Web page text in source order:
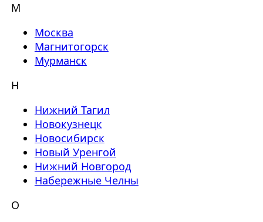
М
Москва
Магнитогорск
Мурманск
Н
Нижний Тагил
Новокузнецк
Новосибирск
Новый Уренгой
Нижний Новгород
Набережные Челны
О